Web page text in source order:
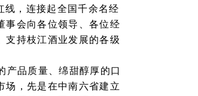
线，连接起全国千余名经
事会向各位领导、各位经
支持枝江酒业发展的各级
产品质量、绵甜醇厚的口
场，先是在中南六省建立